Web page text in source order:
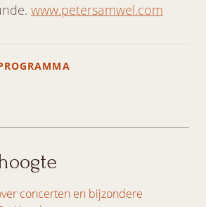
www.petersamwel.com
concerten en bijzondere